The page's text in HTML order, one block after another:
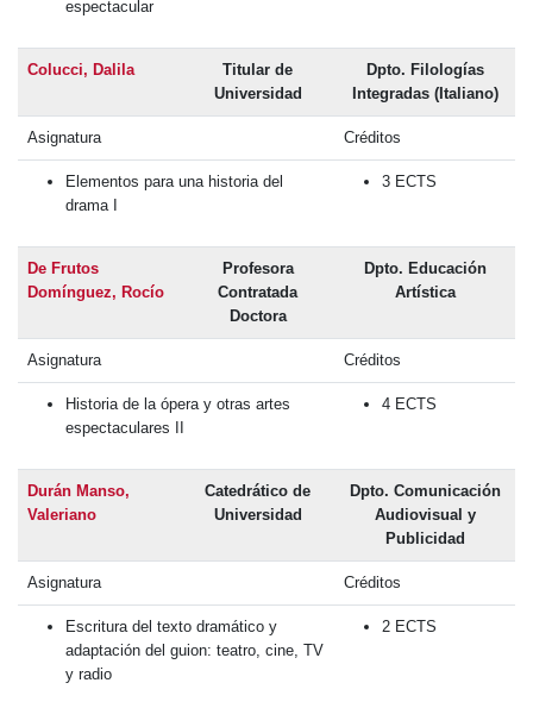
espectacular
Colucci, Dalila
Titular de
Universidad
Dpto. Filologías
Integradas (Italiano)
Asignatura Créditos
Elementos para una historia del
drama I
3 ECTS
De Frutos
Domínguez, Rocío
Profesora
Contratada
Doctora
Dpto. Educación
Artística
Asignatura Créditos
Historia de la ópera y otras artes
espectaculares II
4 ECTS
Durán Manso,
Valeriano
Catedrático de
Universidad
Dpto. Comunicación
Audiovisual y
Publicidad
Asignatura Créditos
Escritura del texto dramático y
adaptación del guion: teatro, cine, TV
y radio
2 ECTS